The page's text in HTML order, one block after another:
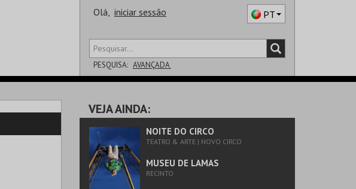
Olá, iniciar sessão PT
PESQUISA: AVANÇADA
SALA
VEJA AINDA:
NOITE DO CIRCO
TEATRO & ARTE | NOVO CIRCO
MUSEU DE LAMAS
RECINTO